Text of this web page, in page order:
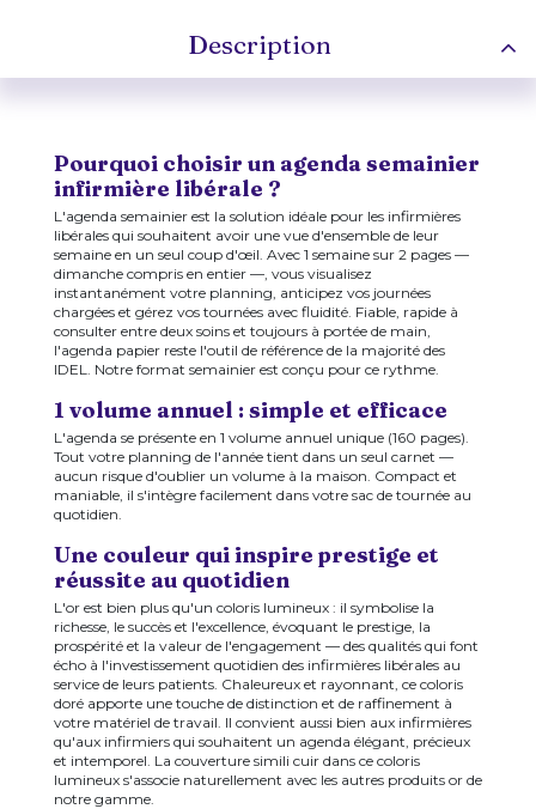
Description
Pourquoi choisir un agenda semainier
infirmière libérale ?
L'agenda semainier est la solution idéale pour les infirmières
libérales qui souhaitent avoir une vue d'ensemble de leur
semaine en un seul coup d'œil. Avec 1 semaine sur 2 pages —
dimanche compris en entier —, vous visualisez
instantanément votre planning, anticipez vos journées
chargées et gérez vos tournées avec fluidité. Fiable, rapide à
consulter entre deux soins et toujours à portée de main,
l'agenda papier reste l'outil de référence de la majorité des
IDEL. Notre format semainier est conçu pour ce rythme.
1 volume annuel : simple et efficace
L'agenda se présente en 1 volume annuel unique (160 pages).
Tout votre planning de l'année tient dans un seul carnet —
aucun risque d'oublier un volume à la maison. Compact et
maniable, il s'intègre facilement dans votre sac de tournée au
quotidien.
Une couleur qui inspire prestige et
réussite au quotidien
L'or est bien plus qu'un coloris lumineux : il symbolise la
richesse, le succès et l'excellence, évoquant le prestige, la
prospérité et la valeur de l'engagement — des qualités qui font
écho à l'investissement quotidien des infirmières libérales au
service de leurs patients. Chaleureux et rayonnant, ce coloris
doré apporte une touche de distinction et de raffinement à
votre matériel de travail. Il convient aussi bien aux infirmières
qu'aux infirmiers qui souhaitent un agenda élégant, précieux
et intemporel. La couverture simili cuir dans ce coloris
lumineux s'associe naturellement avec les autres produits or de
notre gamme.